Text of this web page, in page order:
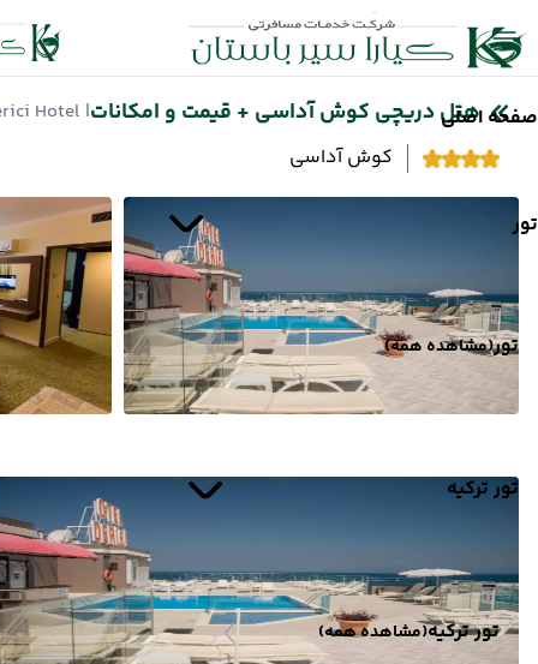
صفحه اصلی
تور
تور(مشاهده همه)
تور ترکیه
تور ترکیه(مشاهده همه)
هتل دریچی کوش آداسی + قیمت و امکانات| Derici Hotel
کوش آداسی